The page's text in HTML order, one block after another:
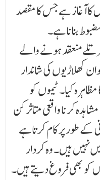
آغاز ہے جس کا مقصد
بنانا ہے۔
2026 کے بینر تلے منعقد ہونے والے
کھلاڑیوں کی شاندار
کیا۔ ٹیموں کو
کرنا واقعی متاثر کن
کے طور پر کام کرتا ہے
ہیں۔ وہ کردار
کو بھی فروغ دیتے ہیں۔